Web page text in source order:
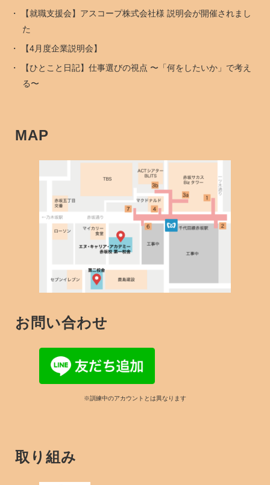
【就職支援会】アスコープ株式会社様 説明会が開催されまし
た
【4月度企業説明会】
【ひとこと日記】仕事選びの視点 〜「何をしたいか」で考え
る〜
MAP
お問い合わせ
※訓練中のアカウントとは異なります
取り組み